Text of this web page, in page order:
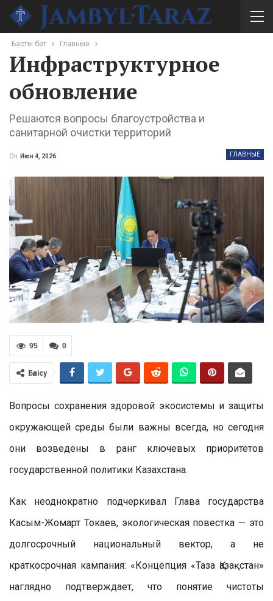
Басты бет Главные
Инфраструктурное
обновление
Решаются вопросы благоустройства и
санитарной очистки территорий
ГЛАВНЫЕ
On Июн 4, 2026
0
95
Бөлісу
Вопросы сохранения здоровой экосистемы и защиты
окружающей среды были важны всегда, но сегодня
они возведены в ранг ключевых приоритетов
государственной политики Казахстана.
Как неоднократно подчеркивал Глава государства
Касым-Жомарт Токаев, экологическая повестка — это
долгосрочный национальный вектор, а не
краткосрочная кампания: «Концепция «Таза Қазақстан»
наглядно подтверждает, что понятие чистоты